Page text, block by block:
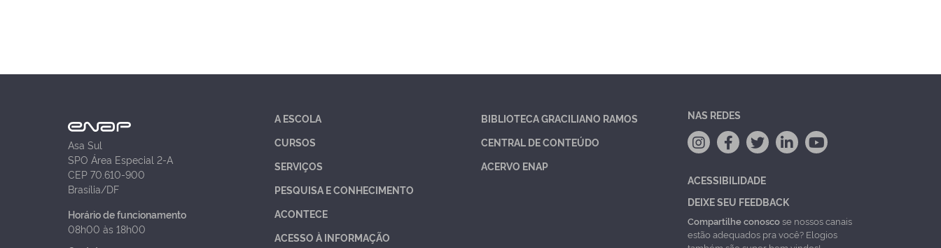
Asa Sul
SPO Área Especial 2-A
CEP 70.610-900
Brasília/DF
Horário de funcionamento
08h00 às 18h00
A ESCOLA
CURSOS
SERVIÇOS
PESQUISA E CONHECIMENTO
ACONTECE
ACESSO À INFORMAÇÃO
BIBLIOTECA GRACILIANO RAMOS
CENTRAL DE CONTEÚDO
ACERVO ENAP
NAS REDES
ACESSIBILIDADE
DEIXE SEU FEEDBACK
Compartilhe conoscose nossos canais
estão adequados pra você? Elogios